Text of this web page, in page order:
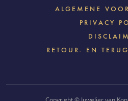
ALGEMENE
PRIVACY
RETOUR- EN